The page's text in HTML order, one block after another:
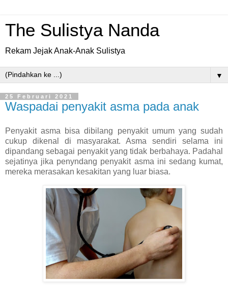
The Sulistya Nanda
Rekam Jejak Anak-Anak Sulistya
▼
25 Februari 2021
Waspadai penyakit asma pada anak
Penyakit asma bisa dibilang penyakit umum yang sudah
cukup dikenal di masyarakat. Asma sendiri selama ini
dipandang sebagai penyakit yang tidak berbahaya. Padahal
sejatinya jika penyndang penyakit asma ini sedang kumat,
mereka merasakan kesakitan yang luar biasa.